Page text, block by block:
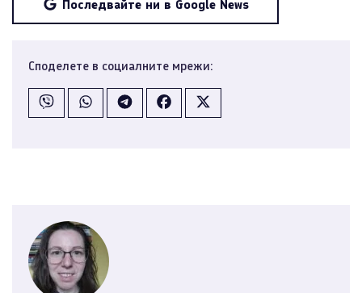
Последвайте ни в Google News
Споделете в социалните мрежи: